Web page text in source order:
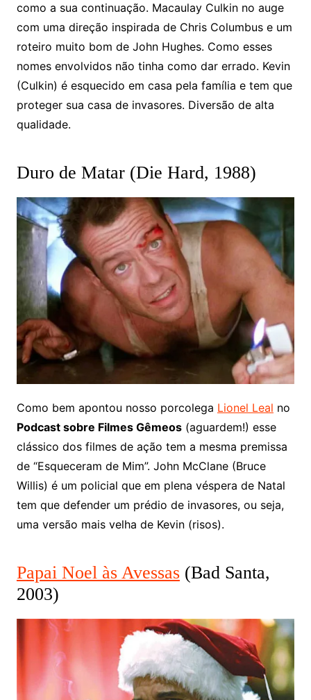
como a sua continuação. Macaulay Culkin no auge
com uma direção inspirada de Chris Columbus e um
roteiro muito bom de John Hughes. Como esses
nomes envolvidos não tinha como dar errado. Kevin
(Culkin) é esquecido em casa pela família e tem que
proteger sua casa de invasores. Diversão de alta
qualidade.
Duro de Matar (Die Hard, 1988)
Como bem apontou nosso porcolega Lionel Leal no
Podcast sobre Filmes Gêmeos(aguardem!) esse
clássico dos filmes de ação tem a mesma premissa
de “Esqueceram de Mim”. John McClane (Bruce
Willis) é um policial que em plena véspera de Natal
tem que defender um prédio de invasores, ou seja,
uma versão mais velha de Kevin (risos).
Papai Noel às Avessas(Bad Santa,
2003)